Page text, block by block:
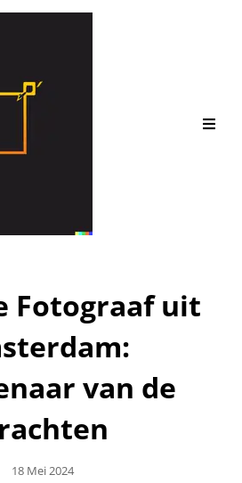
Fotograaf uit
van de
Geplaatst
18 Mei 2024